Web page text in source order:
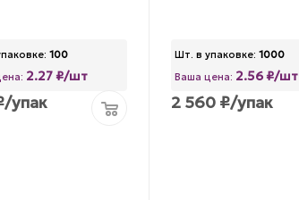
100
2.27 ₽/шт
/упак
Шт. в упаковке: 1000
Ваша цена: 2.56 ₽/шт
2 560 ₽/упак